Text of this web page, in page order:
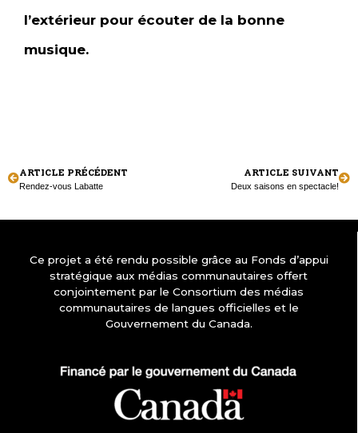
l’extérieur pour écouter de la bonne
musique.
ARTICLE PRÉCÉDENT
Rendez-vous Labatte
ARTICLE SUIVANT
Deux saisons en spectacle!
Ce projet a été rendu possible grâce au Fonds d’appui
stratégique aux médias communautaires offert
conjointement par le Consortium des médias
communautaires de langues officielles et le
Gouvernement du Canada.